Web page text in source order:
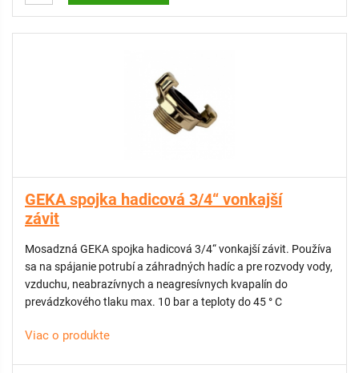
GEKA spojka hadicová 3/4“ vonkajší
závit
Mosadzná GEKA spojka hadicová 3/4“ vonkajší závit. Používa
sa na spájanie potrubí a záhradných hadíc a pre rozvody vody,
vzduchu, neabrazívnych a neagresívnych kvapalín do
prevádzkového tlaku max. 10 bar a teploty do 45 ° C
Viac o produkte